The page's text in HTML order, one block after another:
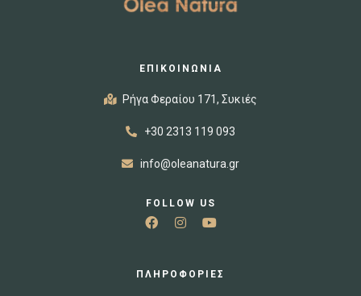
ΕΠΙΚΟΙΝΩΝΙΑ
Ρήγα Φεραίου 171, Συκιές
+30 2313 119 093
info@oleanatura.gr
FOLLOW US
ΠΛΗΡΟΦΟΡΙΕΣ